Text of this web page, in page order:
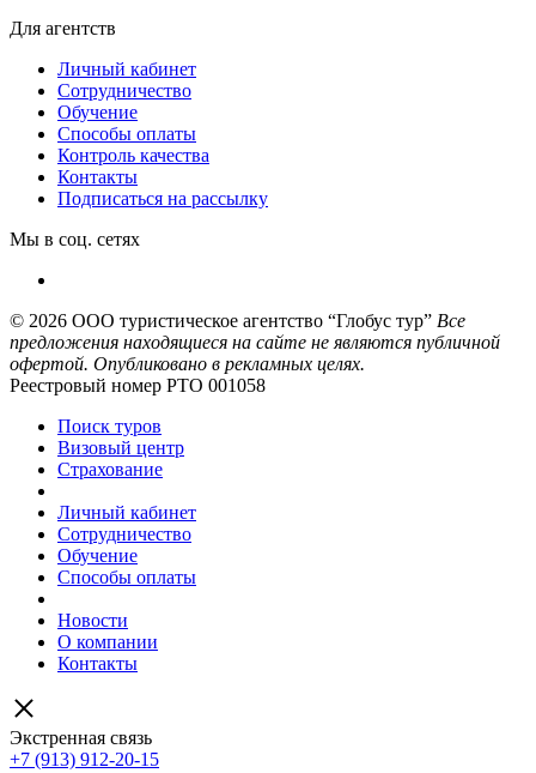
Для агентств
Личный кабинет
Сотрудничество
Обучение
Способы оплаты
Контроль качества
Контакты
Подписаться на рассылку
Мы в соц. сетях
© 2026 ООО туристическое агентство “Глобус тур” Все
предложения находящиеся на сайте не являются публичной
офертой. Опубликовано в рекламных целях.
Реестровый номер РТО 001058
Поиск туров
Визовый центр
Страхование
Личный кабинет
Сотрудничество
Обучение
Способы оплаты
Новости
О компании
Контакты
Экстренная связь
+7 (913) 912-20-15